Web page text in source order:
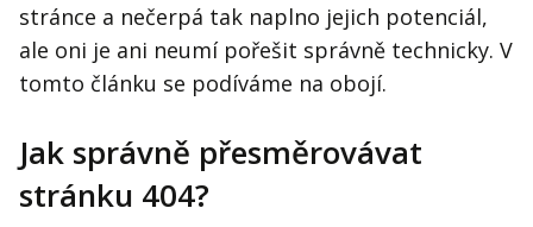
stránce a nečerpá tak naplno jejich potenciál,
ale oni je ani neumí pořešit správně technicky. V
tomto článku se podíváme na obojí.
Jak správně přesměrovávat
stránku 404?